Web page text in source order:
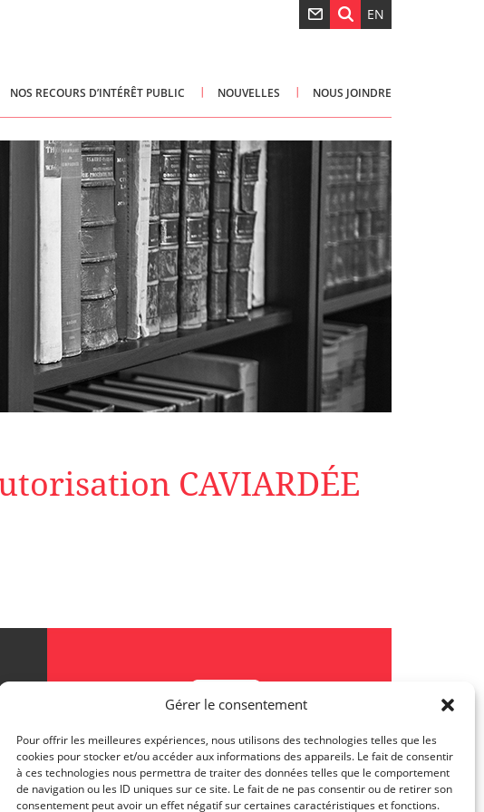
Gérer le consentement
Pour offrir les meilleures expériences, nous utilisons des technologies telles que les
cookies pour stocker et/ou accéder aux informations des appareils. Le fait de consentir
à ces technologies nous permettra de traiter des données telles que le comportement
de navigation ou les ID uniques sur ce site. Le fait de ne pas consentir ou de retirer son
consentement peut avoir un effet négatif sur certaines caractéristiques et fonctions.
EN
NOS RECOURS D’INTÉRÊT PUBLIC NOUVELLES NOUS JOINDRE
CAVIARDÉE
Les actualités TJL